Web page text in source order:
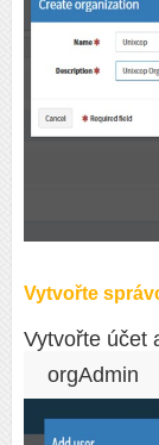
Vytvořte
Vytvořte účet
orgAdmin